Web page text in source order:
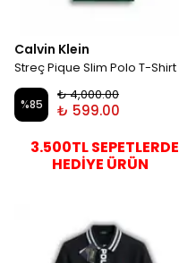
Calvin Klein
%85
₺ 4,000.00
₺ 599.00
3.500TL SEPETLERDE
HEDİYE ÜRÜN